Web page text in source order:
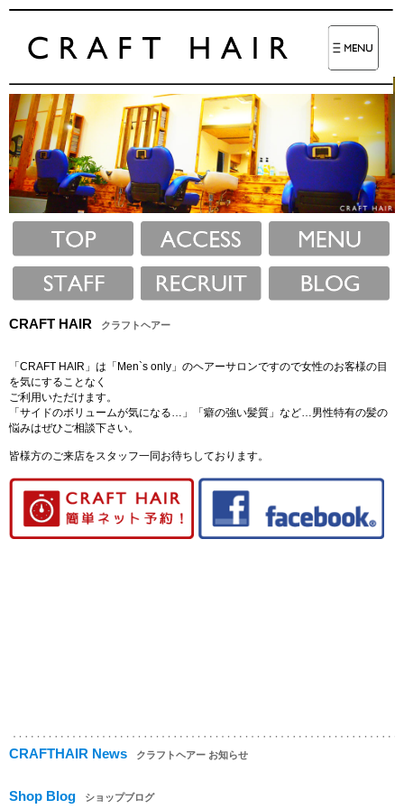
CRAFT HAIR クラフトヘアー
「CRAFT HAIR」は「Men`s only」のヘアーサロンですので女性のお客様の目
を気にすることなく
ご利用いただけます。
「サイドのボリュームが気になる…」「癖の強い髪質」など…男性特有の髪の
悩みはぜひご相談下さい。
皆様方のご来店をスタッフ一同お待ちしております。
CRAFTHAIR News クラフトヘアー お知らせ
Shop Blog ショップブログ